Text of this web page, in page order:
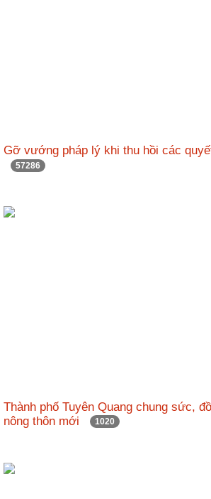
Gỡ vướng pháp lý khi thu hồi các
57286
Thành phố Tuyên Quang chung sức,
nông thôn mới
1020